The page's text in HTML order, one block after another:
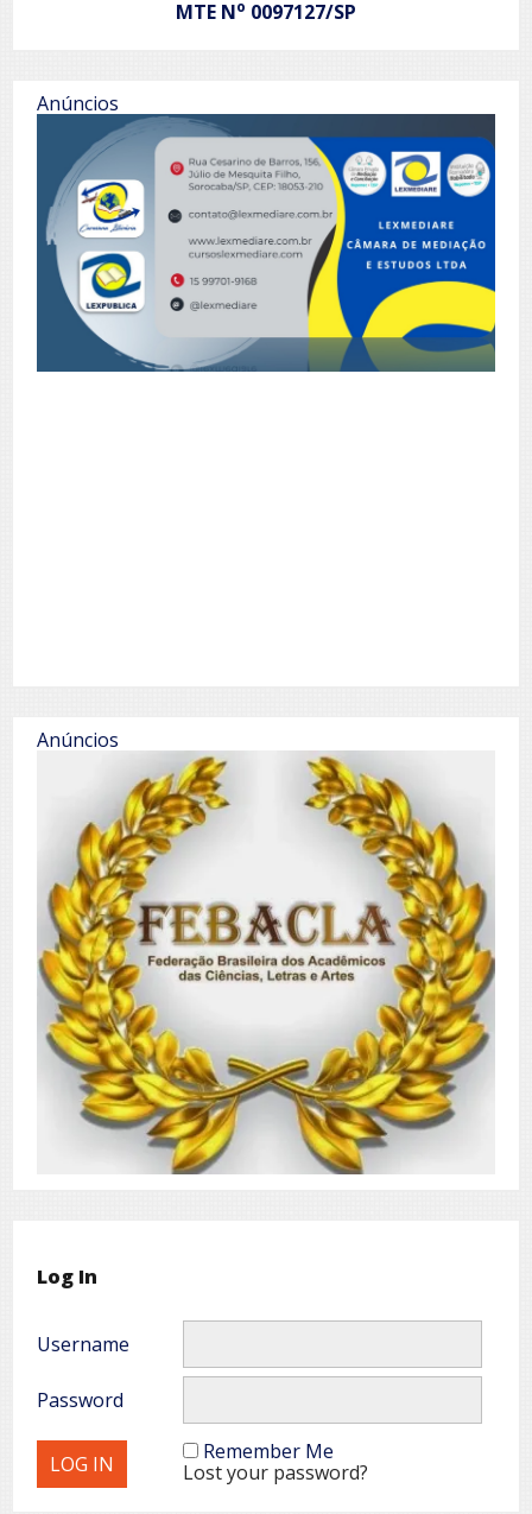
MTE No 0097127/SP
Anúncios
Anúncios
Log In
Username
Password
Remember Me
Lost your password?